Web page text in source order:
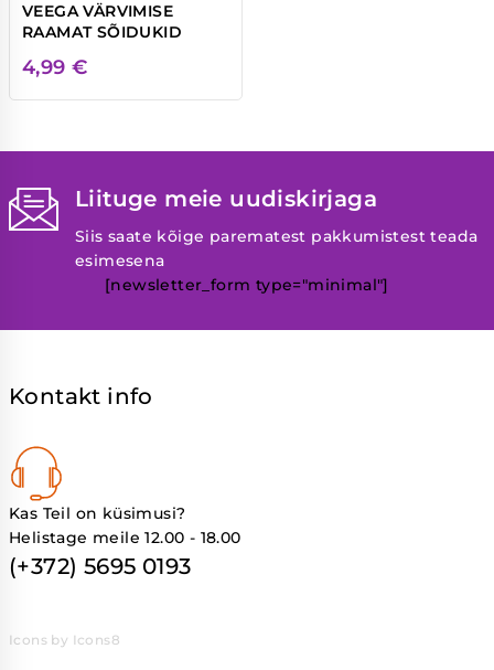
VEEGA VÄRVIMISE
RAAMAT SÕIDUKID
4,99 €
Liituge meie uudiskirjaga
Siis saate kõige parematest pakkumistest teada
esimesena
[newsletter_form type="minimal"]
Kontakt info
Kas Teil on küsimusi?
Helistage meile 12.00 - 18.00
(+372) 5695 0193
Icons by Icons8